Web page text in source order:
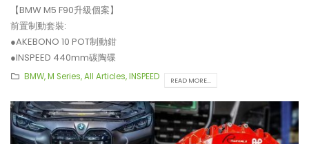
【BMW M5 F90升級個案】
前置制動套裝:
●AKEBONO 10 POT制動鉗
●INSPEED 440mm碳陶碟
**制動套裝適用於22吋或以上車鈴安裝。
BMW,M Series,All Articles,INSPEED READ MORE...